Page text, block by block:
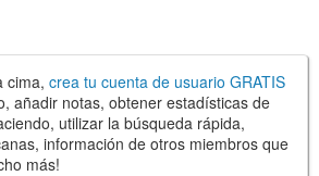
cima, crea tu cuenta de usuario GRATIS
añadir notas, obtener estadísticas de
utilizar la búsqueda rápida,
información de otros miembros que
más!